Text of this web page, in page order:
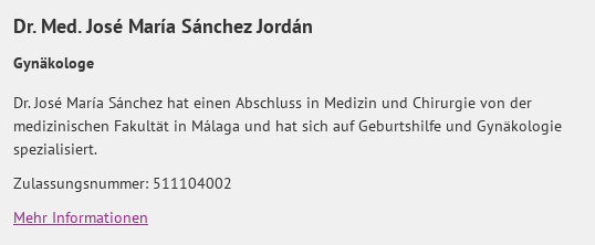
Dr. Med. José María Sánchez Jordán
Gynäkologe
Dr. José María Sánchez hat einen Abschluss in Medizin und Chirurgie von der
medizinischen Fakultät in Málaga und hat sich auf Geburtshilfe und Gynäkologie
spezialisiert.
Zulassungsnummer: 511104002
Mehr Informationen